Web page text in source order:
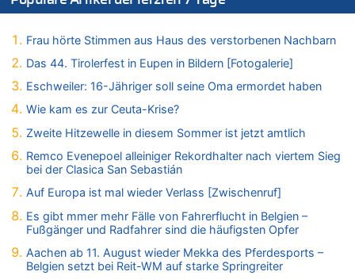
Aachen ab 11. August wieder Mekka des Pferdesports –
Wasserstand des Rheins in NRW so niedrig wie noch nie
06.08.2026 - 20:35 von Wolfgang2 zu
Zurück an den Rhein: Hendrich wechselt zum 1. FC Köln
06.08.2026 - 20:16 von Panda46 zu
06.08.2026 - 19:17 von Guido Scholzen zu
Zweite Hitzewelle in diesem Sommer ist jetzt amtlich
Felice Mazzu soll Cheftrainer der AS Eupen werden
Frau hörte Stimmen aus Haus des verstorbenen Nachbarn
Das 44. Tirolerfest in Eupen in Bildern [Fotogalerie]
Eschweiler: 16-Jähriger soll seine Oma ermordet haben
Wie kam es zur Ceuta-Krise?
Zweite Hitzewelle in diesem Sommer ist jetzt amtlich
Remco Evenepoel alleiniger Rekordhalter nach viertem Sieg
bei der Clasica San Sebastián
Auf Europa ist mal wieder Verlass [Zwischenruf]
Es gibt mmer mehr Fälle von Fahrerflucht in Belgien –
Fußgänger und Radfahrer sind die häufigsten Opfer
Aachen ab 11. August wieder Mekka des Pferdesports –
Belgien setzt bei Reit-WM auf starke Springreiter